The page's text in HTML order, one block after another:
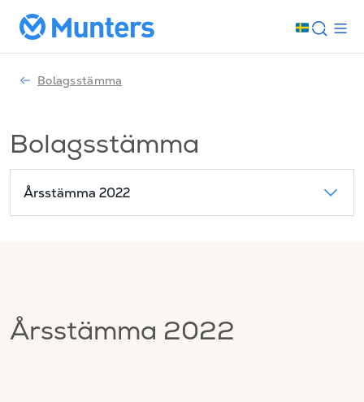
Bolagsstämma
Bolagsstämma
Årsstämma 2022
Årsstämma 2022